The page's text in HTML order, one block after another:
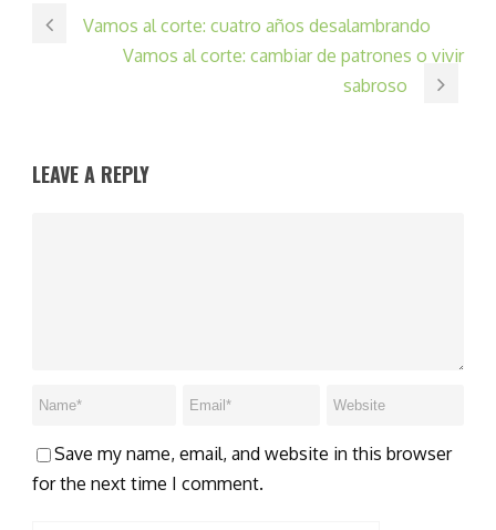
Vamos al corte: cuatro años desalambrando
Vamos al corte: cambiar de patrones o vivir
sabroso
LEAVE A REPLY
Save my name, email, and website in this browser
for the next time I comment.